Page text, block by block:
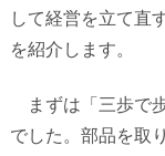
して経営を立て直
を紹介します。
まずは「三歩で
でした。部品を取